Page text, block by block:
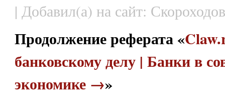
| Добавил(а) на сайт:
Продолжение реферата «
банковскому делу | Банки в
экономике →»